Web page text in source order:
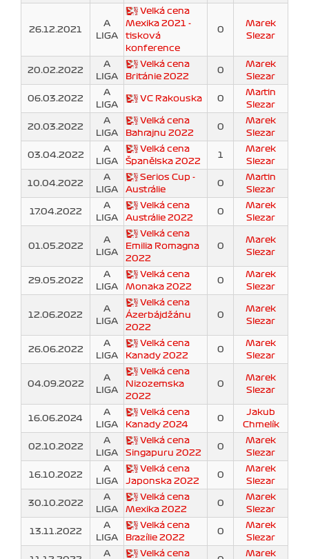
26.12.2021
A
LIGA
Velká cena
Mexika 2021 -
tisková
konference
0
Marek
Slezar
20.02.2022
A
LIGA
Velká cena
Británie 2022
0
Marek
Slezar
06.03.2022
A
LIGA
VC Rakouska 0
Martin
Slezar
20.03.2022
A
LIGA
Velká cena
Bahrajnu 2022
0
Marek
Slezar
03.04.2022
A
LIGA
Velká cena
Španělska 2022
1
Marek
Slezar
10.04.2022
A
LIGA
Serios Cup -
Austrálie
0
Martin
Slezar
17.04.2022
A
LIGA
Velká cena
Austrálie 2022
0
Marek
Slezar
01.05.2022
A
LIGA
Velká cena
Emilia Romagna
2022
0
Marek
Slezar
29.05.2022
A
LIGA
Velká cena
Monaka 2022
0
Marek
Slezar
12.06.2022
A
LIGA
Velká cena
Ázerbájdžánu
2022
0
Marek
Slezar
26.06.2022
A
LIGA
Velká cena
Kanady 2022
0
Marek
Slezar
04.09.2022
A
LIGA
Velká cena
Nizozemska
2022
0
Marek
Slezar
16.06.2024
A
LIGA
Velká cena
Kanady 2024
0
Jakub
Chmelík
02.10.2022
A
LIGA
Velká cena
Singapuru 2022
0
Marek
Slezar
16.10.2022
A
LIGA
Velká cena
Japonska 2022
0
Marek
Slezar
30.10.2022
A
LIGA
Velká cena
Mexika 2022
0
Marek
Slezar
13.11.2022
A
LIGA
Velká cena
Brazílie 2022
0
Marek
Slezar
A Velká cena Marek